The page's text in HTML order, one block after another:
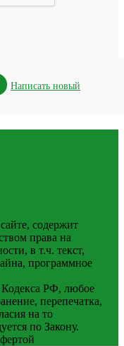
Написать новый
содержит
права на
в т.ч. текст,
программное
Кодекса РФ, любое
перепечатка,
на то
по Закону.